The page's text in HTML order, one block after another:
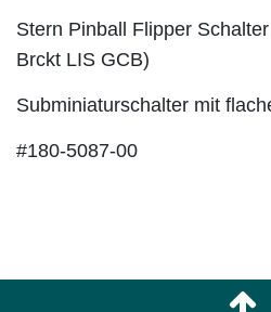
Stern Pinball Flipper
Brckt LIS GCB)
Subminiaturschalter mit
#180-5087-00